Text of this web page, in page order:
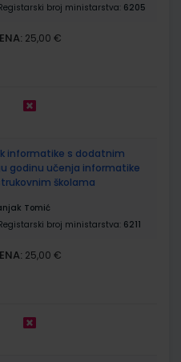
broj ministarstva: 6205
25,00 €
informatike s dodatnim
godinu učenja informatike
školama
Tomić
broj ministarstva: 6211
25,00 €